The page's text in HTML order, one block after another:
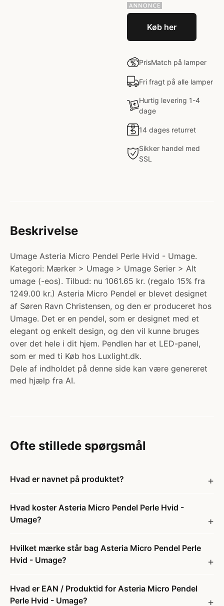
Køb her
PrisMatch på lamper
Fri fragt på alle lamper
Hurtig levering 1-4
dage
14 dages returret
Sikker handel med
SSL
Beskrivelse
Umage Asteria Micro Pendel Perle Hvid - Umage.
Kategori: Mærker > Umage > Umage Serier > Alt
umage (-eos). Tilbud: nu 1061.65 kr. (regalo 15% fra
1249.00 kr.) Asteria Micro Pendel er blevet designet
af Søren Ravn Christensen, og den er produceret hos
Umage. Det er en pendel, som er designet med et
elegant og enkelt design, og den vil kunne bruges
over det hele i dit hjem. Pendlen har et LED-panel,
som er med ti Køb hos Luxlight.dk.
Dele af indholdet på denne side kan være genereret
med hjælp fra AI.
Ofte stillede spørgsmål
Hvad er navnet på produktet?
Hvad koster Asteria Micro Pendel Perle Hvid -
Umage?
Hvilket mærke står bag Asteria Micro Pendel Perle
Hvid - Umage?
Hvad er EAN / Produktid for Asteria Micro Pendel
Perle Hvid - Umage?